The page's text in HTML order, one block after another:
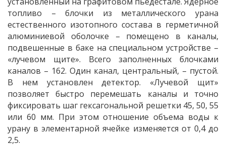
топливо – блочки из металлического урана
естественного изотопного состава в герметичной
алюминиевой оболочке – помещено в каналы,
подвешенные в баке на специальном устройстве –
«лучевом щите». Всего заполненных блочками
каналов – 162. Один канал, центральный, – пустой.
В нем установлен детектор. «Лучевой щит»
позволяет быстро перемешать каналы и точно
фиксировать шаг гексагональной решетки 45, 50, 55
или 60 мм. При этом отношение объема воды к
урану в элементарной ячейке изменяется от 0,4 до
2,5.